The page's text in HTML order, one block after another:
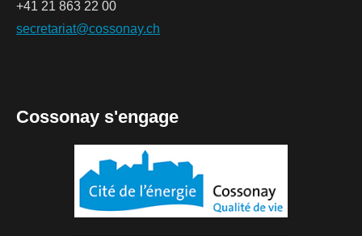
+41 21 863 22 00
secretariat@cossonay.ch
Cossonay s'engage